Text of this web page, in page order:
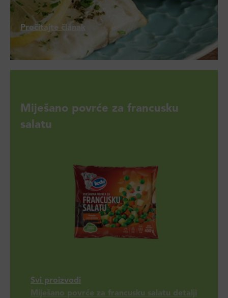
Pročitajte članak
Miješano povrće za francusku
salatu
Svi proizvodi
Miješano povrće za francusku salatu detalji